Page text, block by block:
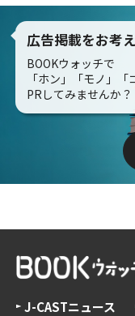
広告掲載をお考
BOOKウォッチで
「ホン」「モノ」「
PRしてみませんか？
J-CASTニュース